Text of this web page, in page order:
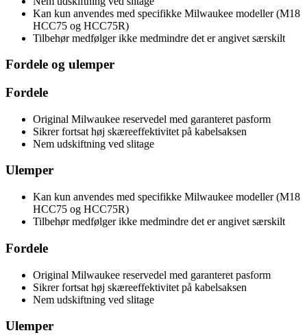
Kan kun anvendes med specifikke Milwaukee modeller (M18
HCC75 og HCC75R)
Tilbehør medfølger ikke medmindre det er angivet særskilt
Fordele og ulemper
Fordele
Original Milwaukee reservedel med garanteret pasform
Sikrer fortsat høj skæreeffektivitet på kabelsaksen
Nem udskiftning ved slitage
Ulemper
Kan kun anvendes med specifikke Milwaukee modeller (M18
HCC75 og HCC75R)
Tilbehør medfølger ikke medmindre det er angivet særskilt
Fordele
Original Milwaukee reservedel med garanteret pasform
Sikrer fortsat høj skæreeffektivitet på kabelsaksen
Nem udskiftning ved slitage
Ulemper